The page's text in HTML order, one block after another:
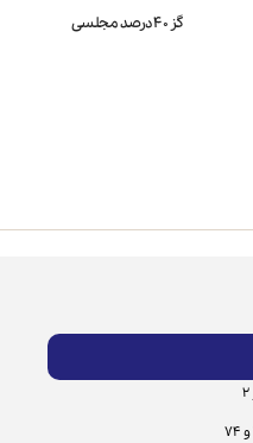
گز 40 درصد مجلسی